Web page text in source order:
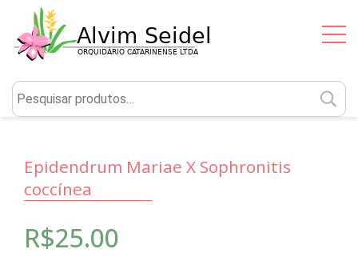
Epidendrum Mariae X Sophronitis
coccínea
R$25.00